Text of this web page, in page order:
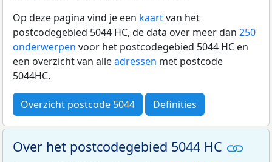
Op deze pagina vind je een kaartvan het
postcodegebied 5044 HC, de data over meer dan 250
onderwerpen voor het postcodegebied 5044 HC en
een overzicht van alleadressen met postcode
5044HC.
Overzicht postcode 5044 Definities
Over het postcodegebied 5044 HC